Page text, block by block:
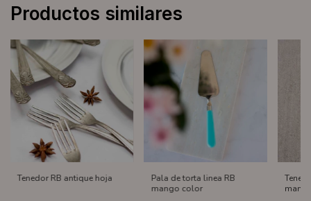
Productos similares
Tenedor RB antique hoja
Pala de torta linea RB
mango color